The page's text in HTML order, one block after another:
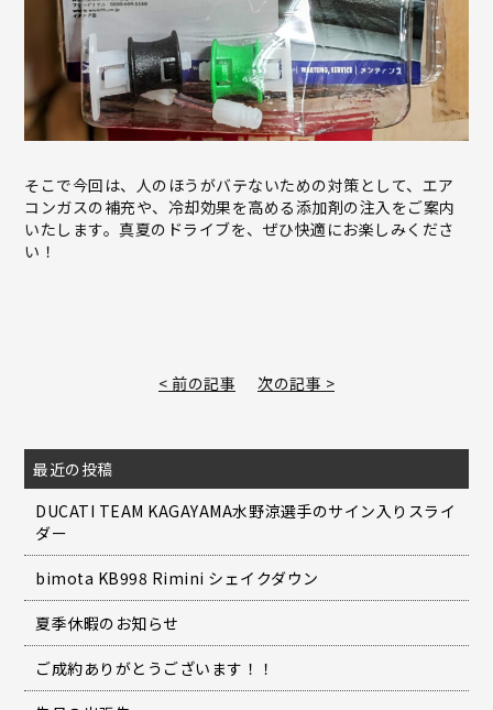
そこで今回は、人のほうがバテないための対策として、エア
コンガスの補充や、冷却効果を高める添加剤の注入をご案内
いたします。真夏のドライブを、ぜひ快適にお楽しみくださ
い！
< 前の記事 次の記事 >
最近の投稿
DUCATI TEAM KAGAYAMA水野涼選手のサイン入りスライ
ダー
bimota KB998 Rimini シェイクダウン
夏季休暇のお知らせ
ご成約ありがとうございます！！